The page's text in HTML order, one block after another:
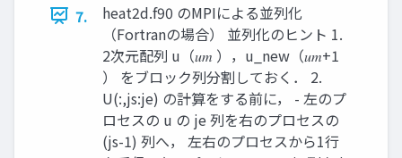
7.
heat2d.f90 のMPIによる並列化
（Fortranの場合） 並列化のヒント 1.
2次元配列 u（𝑢𝑚 ），u_new（𝑢𝑚+1
） をブロック列分割しておく． 2.
U(:,js:je) の計算をする前に， - 左のプ
ロセスの u の je 列を右のプロセスの
(js-1) 列へ， 左右のプロセスから1行